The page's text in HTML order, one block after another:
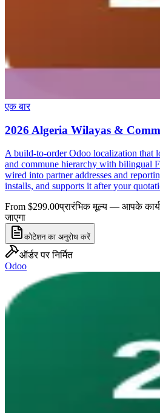
एक बार
2026 Algeria Wilayas &
A build-to-order Odoo localization that
and commune hierarchy with bilingual
wired into partner addresses and
installs, and supports it after your
From $299.00प्रारंभिक मूल्य — आपके
जाएगा
कोटेशन का अनुरोध करें
ऑर्डर पर निर्मित
Odoo